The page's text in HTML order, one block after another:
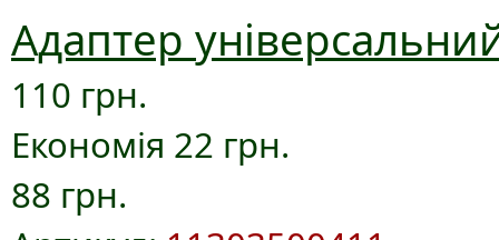
Адаптер
110 грн.
Економія 22 грн.
88 грн.